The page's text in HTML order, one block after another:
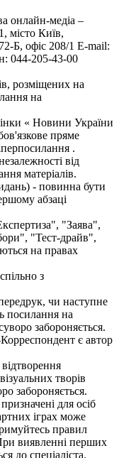
онлайн-медіа –
місто Київ,
офіс 208/1 E-mail:
044-205-43-00
розміщених на
на
« Новини України
пряме
.
від
матеріалів.
- повинна бути
абзаці
"Заява",
"Тест-драйв",
на правах
з
чи наступне
посилання на
забороняється.
є автор
творів
забороняється.
для осіб
іграх може
правил
виявленні перших
до спеціаліста.